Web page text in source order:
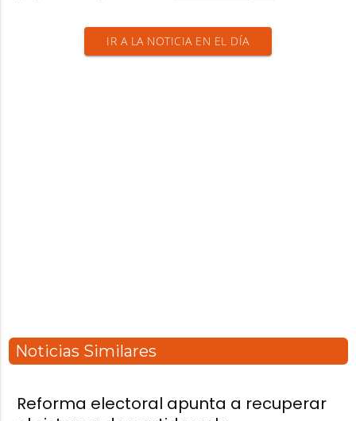
IR A LA NOTICIA EN EL DÍA
Noticias Similares
Reforma electoral apunta a recuperar